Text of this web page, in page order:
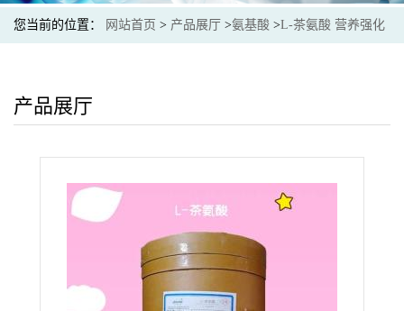
您当前的位置： 网站首页 > 产品展厅 >氨基酸 >L-茶氨酸 营养强化
产品展厅